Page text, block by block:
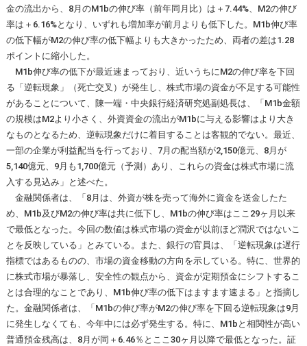
金の流出から、8月のM1bの伸び率（前年同月比）は＋7.44%、M2の伸び
率は＋6.16%となり、いずれも増加率が前月よりも低下した。M1b伸び率
の低下幅がM2の伸び率の低下幅よりも大きかったため、両者の差は1.28
ポイントに縮小した。
M1b伸び率の低下が最近速まっており、近いうちにM2の伸び率を下回
る「逆転現象」（死亡交叉）が発生し、株式市場の資金が不足する可能性
があることについて、陳一端・中央銀行経済研究処副処長は、「M1b金額
の規模はM2より小さく、外資資金の流出がM1bに与える影響はより大き
なものとなるため、逆転現象だけに着目することは客観的でない。最近、
一部の企業が利益配当を行っており、7月の配当額が2,150億元、8月が
5,140億元、9月も1,700億元（予測）あり、これらの資金は株式市場に流
入する見込み」と述べた。
金融関係者は、「8月は、外資が株を売って海外に資金を送金したた
め、M1b及びM2の伸び率は共に低下し、M1bの伸び率はここ29ヶ月以来
で最低となった。今回の数値は株式市場の資金が以前ほど潤沢ではないこ
とを反映している」とみている。また、銀行の官員は、「逆転現象は遅行
指標ではあるものの、市場の資金移動の方向を示している。特に、世界的
に株式市場が暴落し、安全性の観点から、資金が定期預金にシフトするこ
とは合理的なことであり、M1b伸び率の低下はますます速まる」と指摘し
た。金融関係者は、「M1bの伸び率がM2の伸び率を下回る逆転現象は9月
に発生しなくても、今年中には必ず発生する。特に、M1bと相関性が高い
普通預金残高は、8月が同＋6.46％とここ30ヶ月以降で最低となった。証